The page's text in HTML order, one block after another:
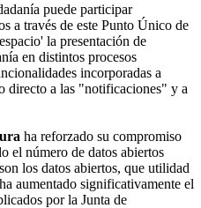
puede participar
a través de este Punto Único de
la presentación de
en distintos procesos
incorporadas a
directo a las "notificaciones" y a
ha reforzado su compromiso
el número de datos abiertos
los datos abiertos, que utilidad
aumentado significativamente el
por la Junta de